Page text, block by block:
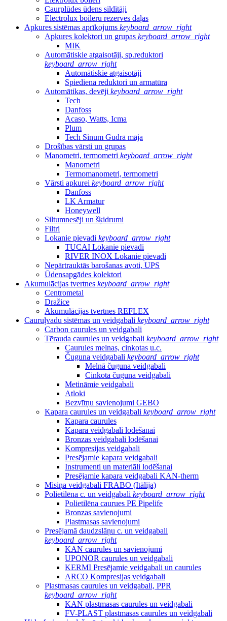
Caurplūdes ūdens sildītāji
Electrolux boileru rezerves daļas
Apkures sistēmas aprīkojums keyboard_arrow_right
Apkures kolektori un grupas keyboard_arrow_right
MIK
Automātiskie atgaisotāji, sp.reduktori
keyboard_arrow_right
Automātiskie atgaisotāji
Spiediena reduktori un armatūra
Automātikas, devēji keyboard_arrow_right
Tech
Danfoss
Acaso, Watts, Icma
Plum
Tech Sinum Gudrā māja
Drošības vārsti un grupas
Manometri, termometri keyboard_arrow_right
Manometri
Termomanometri, termometri
Vārsti apkurei keyboard_arrow_right
Danfoss
LK Armatur
Honeywell
Siltumnesēji un šķidrumi
Filtri
Lokanie pievadi keyboard_arrow_right
TUCAI Lokanie pievadi
RIVER INOX Lokanie pievadi
Nepārtrauktās barošanas avoti, UPS
Ūdensapgādes kolektori
Akumulācijas tvertnes keyboard_arrow_right
Centrometal
Dražice
Akumulācijas tvertnes REFLEX
Cauruļvadu sistēmas un veidgabali keyboard_arrow_right
Carbon caurules un veidgabali
Tērauda caurules un veidgabali keyboard_arrow_right
Caurules melnas, cinkotas u.c.
Čuguna veidgabali keyboard_arrow_right
Melnā čuguna veidgabali
Cinkota čuguna veidgabali
Metināmie veidgabali
Atloki
Bezvītņu savienojumi GEBO
Kapara caurules un veidgabali keyboard_arrow_right
Kapara caurules
Kapara veidgabali lodēšanai
Bronzas veidgabali lodēšanai
Kompresijas veidgabali
Presējamie kapara veidgabali
Instrumenti un materiāli lodēšanai
Presējamie kapara veidgabali KAN-therm
Misiņa veidgabali FRABO (Itālija)
Polietilēna c. un veidgabali keyboard_arrow_right
Polietilēna caurues PE Pipelife
Bronzas savienojumi
Plastmasas savienojumi
Presējamā daudzslāņu c. un veidgabali
keyboard_arrow_right
KAN caurules un savienojumi
UPONOR caurules un veidgabali
KERMI Presējamie veidgabali un caurules
ARCO Kompresijas veidgabali
Plastmasas caurules un veidgabali, PPR
keyboard_arrow_right
KAN plastmasas caurules un veidgabali
FV-PLAST plastmasas caurules un veidgabali